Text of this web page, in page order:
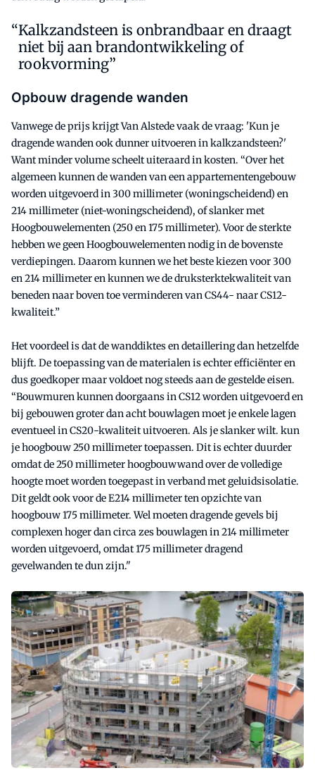
Kalkzandsteen is onbrandbaar en draagt
niet bij aan brandontwikkeling of
rookvorming”
Opbouw dragende wanden
Vanwege de prijs krijgt Van Alstede vaak de vraag: 'Kun je
dragende wanden ook dunner uitvoeren in kalkzandsteen?'
Want minder volume scheelt uiteraard in kosten. “Over het
algemeen kunnen de wanden van een appartementengebouw
worden uitgevoerd in 300 millimeter (woningscheidend) en
214 millimeter (niet-woningscheidend), of slanker met
Hoogbouwelementen (250 en 175 millimeter). Voor de sterkte
hebben we geen Hoogbouwelementen nodig in de bovenste
verdiepingen. Daarom kunnen we het beste kiezen voor 300
en 214 millimeter en kunnen we de druksterktekwaliteit van
beneden naar boven toe verminderen van CS44- naar CS12-
kwaliteit.”
Het voordeel is dat de wanddiktes en detaillering dan hetzelfde
blijft. De toepassing van de materialen is echter efficiënter en
dus goedkoper maar voldoet nog steeds aan de gestelde eisen.
“Bouwmuren kunnen doorgaans in CS12 worden uitgevoerd en
bij gebouwen groter dan acht bouwlagen moet je enkele lagen
eventueel in CS20-kwaliteit uitvoeren. Als je slanker wilt. kun
je hoogbouw 250 millimeter toepassen. Dit is echter duurder
omdat de 250 millimeter hoogbouwwand over de volledige
hoogte moet worden toegepast in verband met geluidsisolatie.
Dit geldt ook voor de E214 millimeter ten opzichte van
hoogbouw 175 millimeter. Wel moeten dragende gevels bij
complexen hoger dan circa zes bouwlagen in 214 millimeter
worden uitgevoerd, omdat 175 millimeter dragend
gevelwanden te dun zijn."